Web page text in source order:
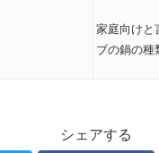
家庭向けと
ブの鍋の種
シェアする